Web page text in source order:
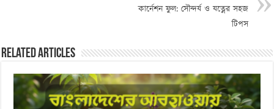
কার্নেশন ফুল: সৌন্দর্য ও যত্নের সহজ
টিপস
Related Articles